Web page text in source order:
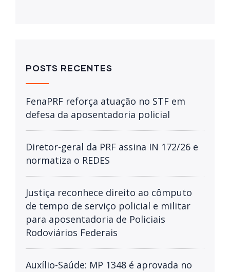
POSTS RECENTES
FenaPRF reforça atuação no STF em
defesa da aposentadoria policial
Diretor-geral da PRF assina IN 172/26 e
normatiza o REDES
Justiça reconhece direito ao cômputo
de tempo de serviço policial e militar
para aposentadoria de Policiais
Rodoviários Federais
Auxílio-Saúde: MP 1348 é aprovada no